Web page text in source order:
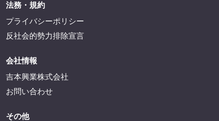
法務・規約
プライバシーポリシー
反社会的勢力排除宣言
会社情報
吉本興業株式会社
お問い合わせ
その他